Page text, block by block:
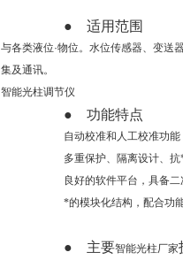
● 适用范围
与各类液位·物位。水位传感器、变送
集及通讯。
智能光柱调节仪
● 功能特点
自动校准和人工校准功能
多重保护、隔离设计、
良好的软件平台，具备
*的模块化结构，配合功
● 主要智能光柱厂家